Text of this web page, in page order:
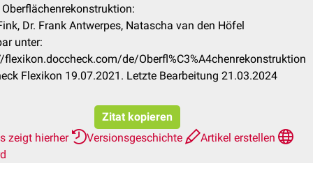
Dr. Frank Antwerpes, Natascha van den Höfel
unter:
de/Oberfl%C3%A4chenrekonstruktion
Flexikon 19.07.2021. Letzte Bearbeitung 21.03.2024
Zitat kopieren
zeigt hierher
Versionsgeschichte
Artikel erstellen